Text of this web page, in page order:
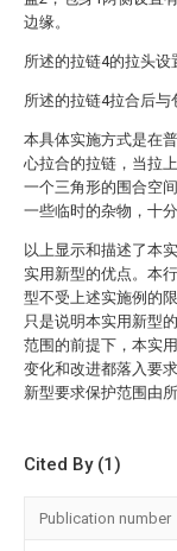
边缘。
所述的拉链4的拉头设
所述的拉链4拉合后与
本具体实施方式是在
心拉合的拉链，当拉
一个三角形的围合空
一些临时的杂物，十分
以上显示和描述了本
实用新型的优点。本
型不受上述实施例的
只是说明本实用新型
范围的前提下，本实
变化和改进都落入要
新型要求保护范围由
Cited By (1)
Publication number